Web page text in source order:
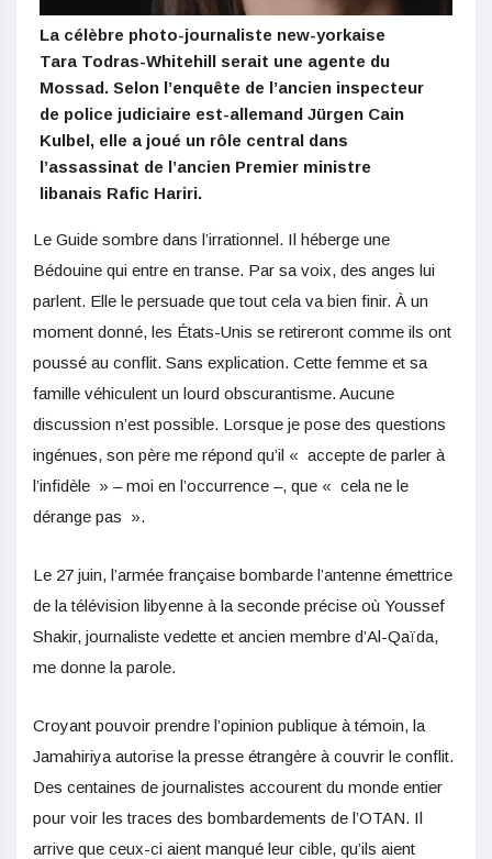
La célèbre photo-journaliste new-yorkaise
Tara Todras-Whitehill serait une agente du
Mossad. Selon l’enquête de l’ancien inspecteur
de police judiciaire est-allemand Jürgen Cain
Kulbel, elle a joué un rôle central dans
l’assassinat de l’ancien Premier ministre
libanais Rafic Hariri.
Le Guide sombre dans l’irrationnel. Il héberge une
Bédouine qui entre en transe. Par sa voix, des anges lui
parlent. Elle le persuade que tout cela va bien finir. À un
moment donné, les États-Unis se retireront comme ils ont
poussé au conflit. Sans explication. Cette femme et sa
famille véhiculent un lourd obscurantisme. Aucune
discussion n’est possible. Lorsque je pose des questions
ingénues, son père me répond qu’il « accepte de parler à
l’infidèle » – moi en l’occurrence –, que « cela ne le
dérange pas ».
Le 27 juin, l’armée française bombarde l’antenne émettrice
de la télévision libyenne à la seconde précise où Youssef
Shakir, journaliste vedette et ancien membre d’Al-Qaïda,
me donne la parole.
Croyant pouvoir prendre l’opinion publique à témoin, la
Jamahiriya autorise la presse étrangère à couvrir le conflit.
Des centaines de journalistes accourent du monde entier
pour voir les traces des bombardements de l’OTAN. Il
arrive que ceux-ci aient manqué leur cible, qu’ils aient